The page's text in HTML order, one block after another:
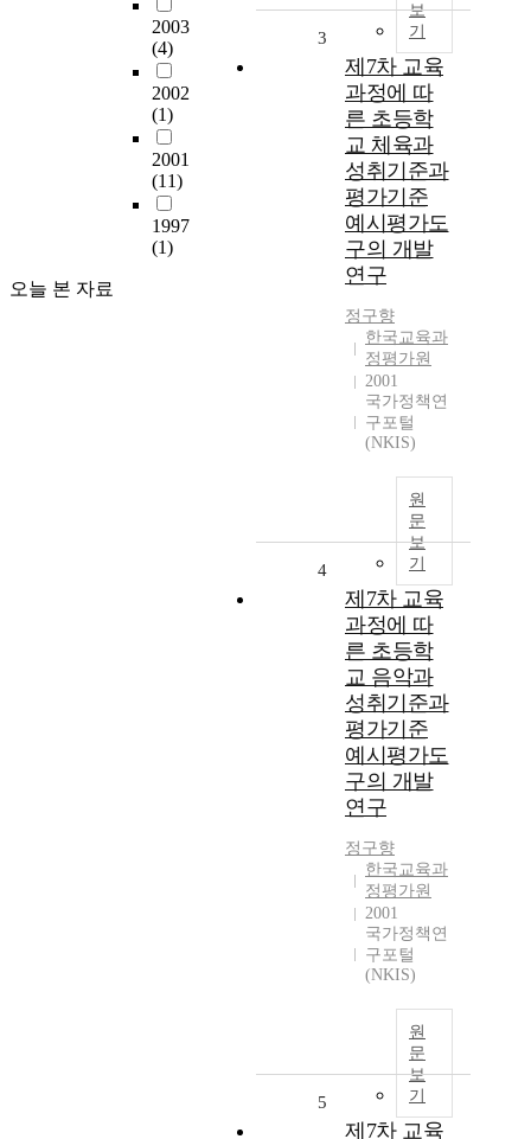
2003
(4)
2002
(1)
2001
(11)
1997
(1)
오늘 본 자료
보
기
3
제7차 교육
과정에 따
른 초등학
교 체육과
성취기준과
평가기준
예시평가도
구의 개발
연구
정구향
한국교육과
정평가원
2001
국가정책연
구포털
(NKIS)
원
문
보
기
4
제7차 교육
과정에 따
른 초등학
교 음악과
성취기준과
평가기준
예시평가도
구의 개발
연구
정구향
한국교육과
정평가원
2001
국가정책연
구포털
(NKIS)
원
문
보
기
5
제7차 교육